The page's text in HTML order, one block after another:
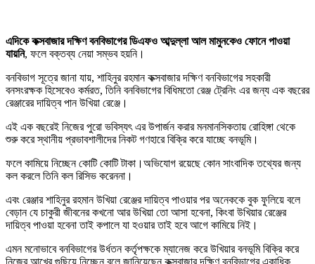
এদিকে কক্সবাজার দক্ষিণ বনবিভাগের ডিএফও আব্দুল্লা আল মামুনকেও ফোনে পাওয়া
যায়নি, ফলে বক্তব্য নেয়া সম্ভব হয়নি।
বনবিভাগ সূত্রে জানা যায়, শাহিনুর রহমান কক্সবাজার দক্ষিণ বনবিভাগের সহকারী
বনসংরক্ষক হিসেবেও কর্মরত, তিনি বনবিভাগের বিধিমতো রেঞ্জ ট্রেনিং এর জন্য এক বছরের
রেঞ্জারের দায়িত্ব পান উখিয়া রেঞ্জে।
এই এক বছরেই নিজের পুরো ভবিস্যৎ এর উপার্জন করার মনমানসিকতায় রোহিঙ্গা থেকে
শুরু করে স্থানীয় প্রভাবশালীদের নিকট গণহারে বিক্রি করে যাচ্ছে বনভূমি।
ফলে কামিয়ে নিচ্ছেন কোটি কোটি টাকা।অভিযোগ রয়েছে কোন সাংবাদিক তথ্যের জন্য
কল করলে তিনি কল রিসিভ করেননা।
এবং রেঞ্জার শাহিনুর রহমান উখিয়া রেঞ্জের দায়িত্ব পাওয়ার পর অনেককে বুক ফুলিয়ে বলে
বেড়ান যে চাকুরী জীবনের কখনো আর উখিয়া তো আসা হবেনা, কিংবা উখিয়ার রেঞ্জের
দায়িত্ব পাওয়া হবেনা তাই কপালে যা হওয়ার তাই হবে আগে কামিয়ে নিই।
এমন মনোভাবে বনবিভাগের উর্ধতন কর্তৃপক্ষকে ম্যানেজ করে উখিয়ার বনভূমি বিক্রি করে
নিজের আখের গুছিয়ে নিচ্ছেন বলে জানিয়েছেন কক্সবাজার দক্ষিণ বনবিভাগের একাধিক